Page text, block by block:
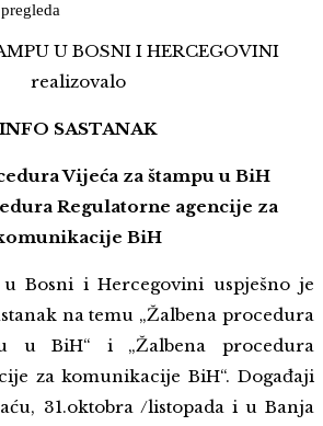
pregleda
U BOSNI I HERCEGOVINI
realizovalo
INFO SASTANAK
Vijeća za štampu u BiH
Regulatorne agencije za
BiH
Bosni i Hercegovini uspješno je
na temu „Žalbena procedura
u BiH“ i „Žalbena procedura
za komunikacije BiH“. Događaji
31.oktobra /listopada i u Banja